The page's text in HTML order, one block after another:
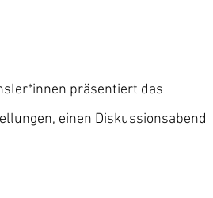
präsentiert das
einen Diskussionsabend